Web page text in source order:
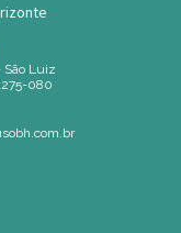
São Luiz
080